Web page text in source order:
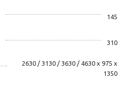
145
310
2630 / 3130 / 3630 / 4630 х 975 х
1350